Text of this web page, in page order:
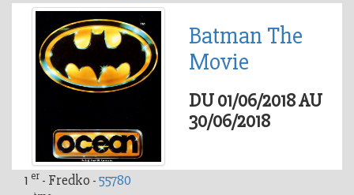
Batman The
Movie
DU 01/06/2018 AU
30/06/2018
1 er - Fredko -55780